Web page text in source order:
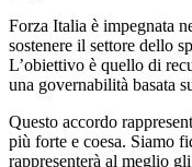
Forza Italia è impegnata
sostenere il settore dello
L’obiettivo è quello di
una governabilità basata
Questo accordo
più forte e coesa. Siamo
rappresenterà al meglio